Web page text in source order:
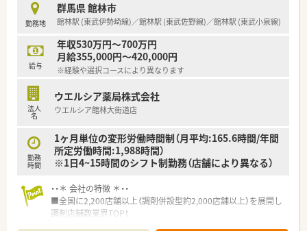
勤務地
群馬県 館林市
館林駅 (東武伊勢崎線)／館林駅 (東武佐野線)／館林駅 (東武小泉線)
給与
年収530万円～700万円
月給355,000円～420,000円
※経験や選択コースにより異なります
法人
名
ウエルシア薬局株式会社
ウエルシア館林大街道店
勤務
時間
1ヶ月単位の変形労働時間制（月平均:165.6時間/年間
所定労働時間:1,988時間）
※1日4~15時間のシフト制勤務（店舗により異なる）
・・＊ 会社の特徴 ＊・・
■全国に2,200店舗以上（調剤併設型約2,000店舗以上）を展開し
調剤店舗数業界TOP！